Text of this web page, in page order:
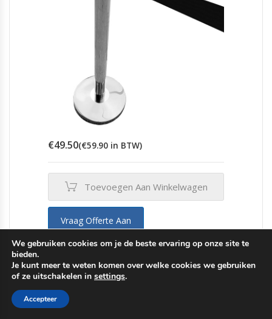
€49.50(€59.90 in BTW)
Toevoegen Aan Winkelwagen
Vraag Offerte Aan
Belt Barrier RVS paal met zwart lint
We gebruiken cookies om je de beste ervaring op onze site te
bieden.
Je kunt meer te weten komen over welke cookies we gebruiken
of ze uitschakelen in settings.
Accepteer